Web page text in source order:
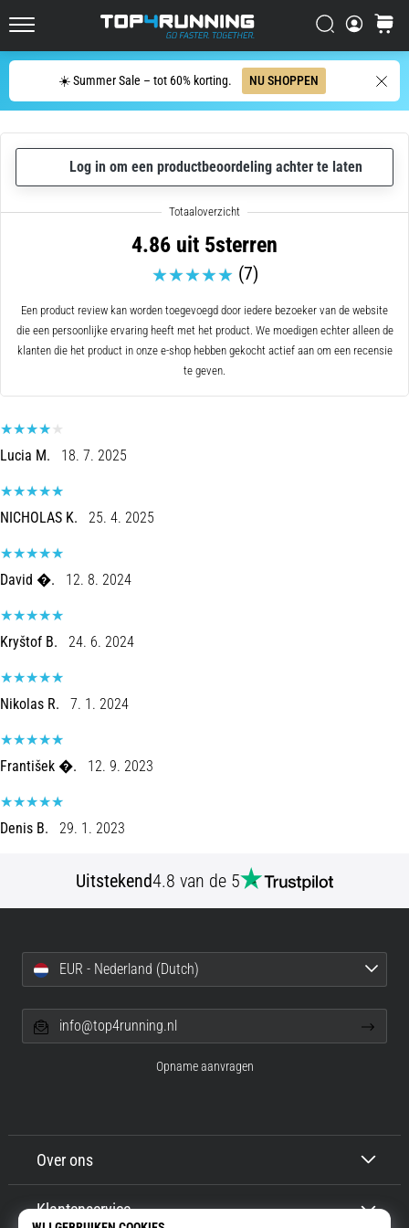
☀️ Summer Sale – tot 60% korting. NU SHOPPEN
Zoeken op
Zoeken
wel
eens
leven,
of
je
amateur
Wat
zijn
de
5. 8. 2026
•
Plantar
Fasciitis:
Oorzaken
en
Behandeling
Ervaar
je
een
scherpe
hielpijn
tijdens
na
het
Een
is
fasciitis…
5. 8. 2026
Beïnvloedt
Het
Je
Hardloopprestaties?
Log in om een productbeoordeling achter te laten
4.86 uit 5sterren
(7)
Een product review kan worden toegevoegd door iedere bezoeker van de website
die een persoonlijke ervaring heeft met het product. We moedigen echter alleen de
klanten die het product in onze e-shop hebben gekocht actief aan om een recensie
te geven.
Lucia M. 18. 7. 2025
NICHOLAS K. 25. 4. 2025
David �. 12. 8. 2024
Kryštof B. 24. 6. 2024
Nikolas R. 7. 1. 2024
František �. 12. 9. 2023
Denis B. 29. 1. 2023
Uitstekend4.8 van de 5
Over ons
Klantenservice
EUR - Nederland (Dutch)
info@top4running.nl
Opname aanvragen